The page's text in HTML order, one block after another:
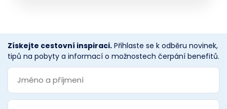
Získejte cestovní inspiraci. Přihlaste se k odběru novinek,
tipů na pobyty a informací o možnostech čerpání benefitů.